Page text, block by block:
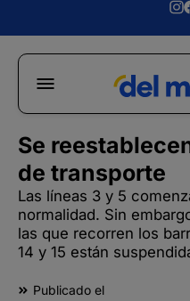
Se
de transporte
Las líneas 3 y 5
normalidad. Sin
las que recorren los
14 y 15 están
Publicado el